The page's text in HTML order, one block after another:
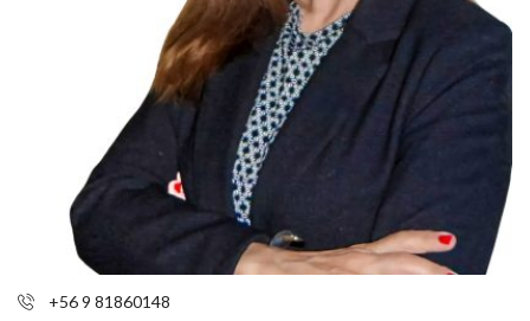
+56 9 81860148